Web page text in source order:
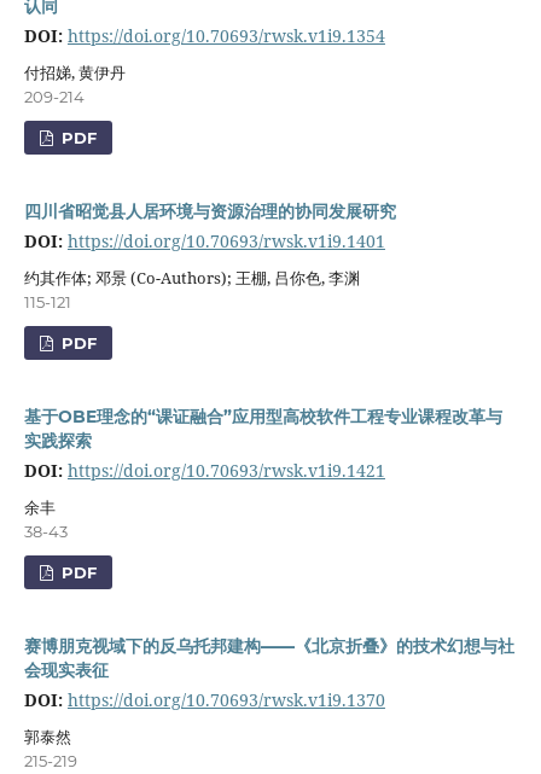
认同
DOI: https://doi.org/10.70693/rwsk.v1i9.1354
付招娣, 黄伊丹
209-214
PDF
四川省昭觉县人居环境与资源治理的协同发展研究
DOI: https://doi.org/10.70693/rwsk.v1i9.1401
约其作体; 邓景 (Co-Authors); 王棚, 吕你色, 李渊
115-121
PDF
基于OBE理念的“课证融合”应用型高校软件工程专业课程改革与
实践探索
DOI: https://doi.org/10.70693/rwsk.v1i9.1421
余丰
38-43
PDF
赛博朋克视域下的反乌托邦建构——《北京折叠》的技术幻想与社
会现实表征
DOI: https://doi.org/10.70693/rwsk.v1i9.1370
郭泰然
215-219